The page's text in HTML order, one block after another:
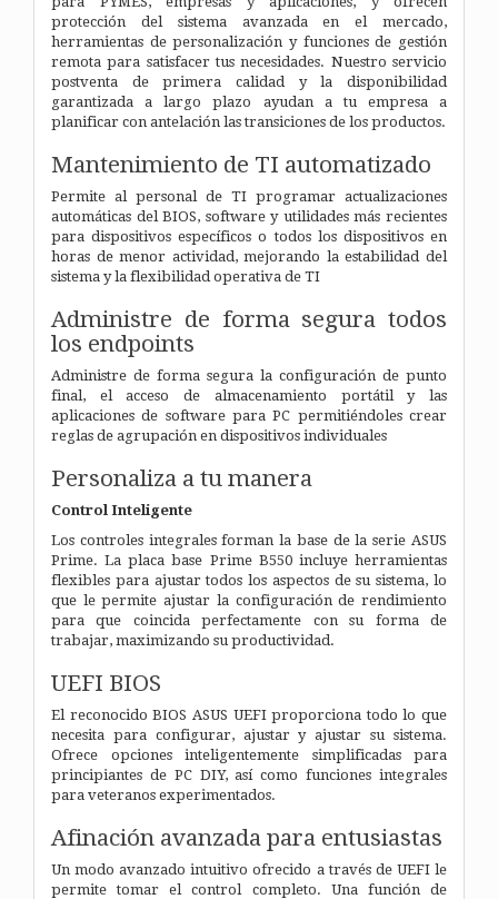
protección del sistema avanzada en el mercado,
herramientas de personalización y funciones de gestión
remota para satisfacer tus necesidades. Nuestro servicio
postventa de primera calidad y la disponibilidad
garantizada a largo plazo ayudan a tu empresa a
planificar con antelación las transiciones de los productos.
Mantenimiento de TI automatizado
Permite al personal de TI programar actualizaciones
automáticas del BIOS, software y utilidades más recientes
para dispositivos específicos o todos los dispositivos en
horas de menor actividad, mejorando la estabilidad del
sistema y la flexibilidad operativa de TI
Administre de forma segura todos
los endpoints
Administre de forma segura la configuración de punto
final, el acceso de almacenamiento portátil y las
aplicaciones de software para PC permitiéndoles crear
reglas de agrupación en dispositivos individuales
Personaliza a tu manera
Control Inteligente
Los controles integrales forman la base de la serie ASUS
Prime. La placa base Prime B550 incluye herramientas
flexibles para ajustar todos los aspectos de su sistema, lo
que le permite ajustar la configuración de rendimiento
para que coincida perfectamente con su forma de
trabajar, maximizando su productividad.
UEFI BIOS
El reconocido BIOS ASUS UEFI proporciona todo lo que
necesita para configurar, ajustar y ajustar su sistema.
Ofrece opciones inteligentemente simplificadas para
principiantes de PC DIY, así como funciones integrales
para veteranos experimentados.
Afinación avanzada para entusiastas
Un modo avanzado intuitivo ofrecido a través de UEFI le
permite tomar el control completo. Una función de